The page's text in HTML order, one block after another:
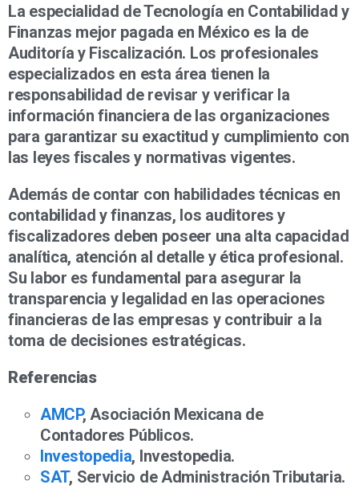
La especialidad de Tecnología en Contabilidad y
Finanzas mejor pagada en México es la de
Auditoría y Fiscalización. Los profesionales
especializados en esta área tienen la
responsabilidad de revisar y verificar la
información financiera de las organizaciones
para garantizar su exactitud y cumplimiento con
las leyes fiscales y normativas vigentes.
Además de contar con habilidades técnicas en
contabilidad y finanzas, los auditores y
fiscalizadores deben poseer una alta capacidad
analítica, atención al detalle y ética profesional.
Su labor es fundamental para asegurar la
transparencia y legalidad en las operaciones
financieras de las empresas y contribuir a la
toma de decisiones estratégicas.
Referencias
AMCP, Asociación Mexicana de
Contadores Públicos.
Investopedia, Investopedia.
SAT, Servicio de Administración Tributaria.